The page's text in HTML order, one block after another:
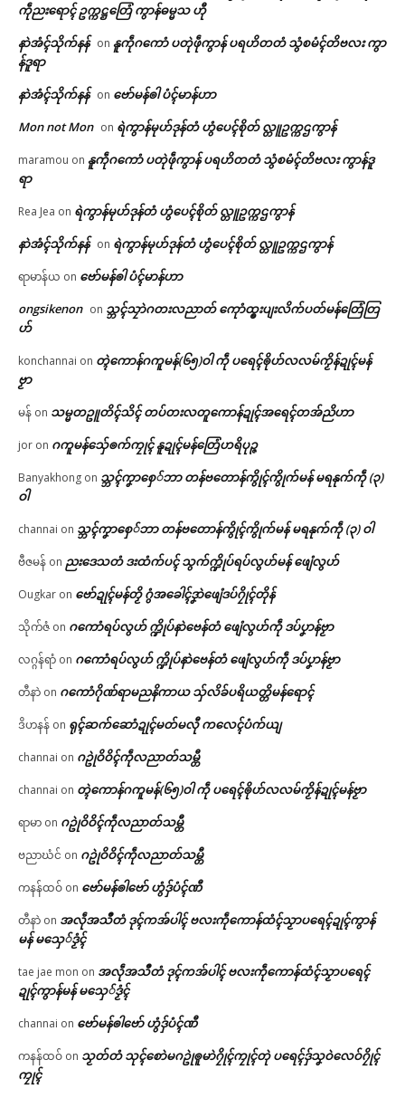
ကဵုညးရောၚ် ဥက္ကဋ္ဌတြေံ ကွာန်ဓမ္မသ ဟီု
နာဲအံၚ်သိုက်နန် on နူကဵုဂကောံ ပတုဲဖဵုကွာန် ပရဟိတတံ သွံစမံၚ်တိဗလး ကွာ
န်ဒူရာ
နာဲအံၚ်သိုက်နန် on ဗော်မန်ၜါ ပံၚ်မာန်ဟာ
Mon not Mon on ရဲကွာန်မုဟ်ဒုန်တံ ဟွံပေၚ်စိုတ် လ္တူဥက္ကဌကွာန်
maramou on နူကဵုဂကောံ ပတုဲဖဵုကွာန် ပရဟိတတံ သွံစမံၚ်တိဗလး ကွာန်ဒူ
ရာ
Rea Jea on ရဲကွာန်မုဟ်ဒုန်တံ ဟွံပေၚ်စိုတ် လ္တူဥက္ကဌကွာန်
နာဲအံၚ်သိုက်နန် on ရဲကွာန်မုဟ်ဒုန်တံ ဟွံပေၚ်စိုတ် လ္တူဥက္ကဌကွာန်
ရာမာန်ယ on ဗော်မန်ၜါ ပံၚ်မာန်ဟာ
ongsikenon on သ္ဘၚ်သၠာဲဂတးလညာတ် ကေုာံထ္ၜးပျးလိက်ပတ်မန်တြေံတြ
ဟ်
konchannai on တ္ၚဲကောန်ဂကူမန်(၆၅)ဝါ ကဵု ပရေၚ်ၜိုဟ်လလမ်ကၟိန်ဍုၚ်မန်
ဗၟာ
မန် on သမ္မတဥူတိၚ်သိၚ် တပ်တးလတူကောန်ဍုၚ်အရေၚ်တအ်ညိဟာ
jor on ဂကူမန်​သှ်ေၜက်ကၠုၚ် နူဍုၚ်မန်တြေံဟရိပုဉ္ဇ
Banyakhong on သ္ဘၚ်ကၞာစှေ်ဘာ တန်ဗတောန်ကွိုၚ်ကွိုက်မန် မရနုက်ကဵု (၃)
ဝါ
channai on သ္ဘၚ်ကၞာစှေ်ဘာ တန်ဗတောန်ကွိုၚ်ကွိုက်မန် မရနုက်ကဵု (၃) ဝါ
ဗီဇမန် on ညးဒေသတံ ဒးထံက်ပၚ် သွက်က္ဍိုပ်ရပ်လွဟ်မန် ဖျေံလွဟ်
Ougkar on ဗော်ဍုၚ်မန်တၟိ ဂွံအခေါၚ်ဒၞာဲဖျေံဒပ်ဂၠိုၚ်တိုန်
သိုက်ဇံ on ဂကောံရပ်လွဟ် က္ဍိုပ်နာဲဗေန်တံ ဖျေံလွဟ်ကဵု ဒပ်ပၞာန်ဗၟာ
လဂ္ဂန်ရာံ on ဂကောံရပ်လွဟ် က္ဍိုပ်နာဲဗေန်တံ ဖျေံလွဟ်ကဵု ဒပ်ပၞာန်ဗၟာ
တီနာဲ on ဂကောံဂိုဏ်ရာမညနိကာယ သှ်လိခ်ပရိယတ္တိမန်ရောၚ်
ဒိဟနန် on ရုၚ်ဆက်ဆောံဍုၚ်မတ်မလီု ကလေၚ်ပံက်ယျ
channai on ဂဥုဲဝိဝိၚ်ကဵုလညာတ်သမ္တီ
channai on တ္ၚဲကောန်ဂကူမန်(၆၅)ဝါ ကဵု ပရေၚ်ၜိုဟ်လလမ်ကၟိန်ဍုၚ်မန်ဗၟာ
ရာမာ on ဂဥုဲဝိဝိၚ်ကဵုလညာတ်သမ္တီ
ဗညာဃံင် on ဂဥုဲဝိဝိၚ်ကဵုလညာတ်သမ္တီ
ကနန်ထဝ် on ဗော်မန်ၜါဗော် ဟွံဒှ်ပံၚ်ဏီ
တီနာဲ on အလဵုအသဳတံ ဒုၚ်ကအ်ပါၚ် ဗလးကဵုကောန်ထံၚ်သၟာပရေၚ်ဍုၚ်ကွာန်
မန် မသှေ်ဒၟံၚ်
tae jae mon on အလဵုအသဳတံ ဒုၚ်ကအ်ပါၚ် ဗလးကဵုကောန်ထံၚ်သၟာပရေၚ်
ဍုၚ်ကွာန်မန် မသှေ်ဒၟံၚ်
channai on ဗော်မန်ၜါဗော် ဟွံဒှ်ပံၚ်ဏီ
ကနန်ထဝ် on သၟတ်တံ သုၚ်စောဲမဂဥုဲၜူမာဲဂၠိုၚ်ကၠုၚ်တုဲ ပရေၚ်ဒှ်သၞဝဲလေဝ်ဂၠိုၚ်
ကၠုၚ်